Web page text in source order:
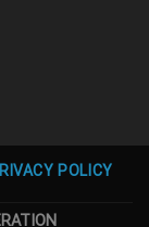
POLICY